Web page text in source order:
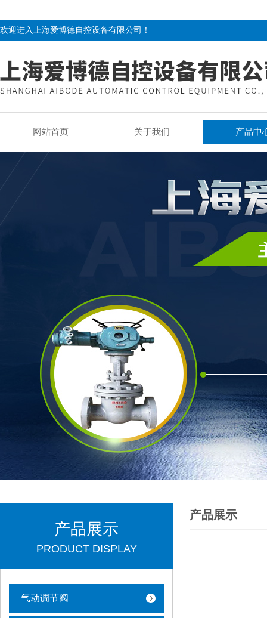
欢迎进入上海爱博德自控设备有限公司！
网站首页 关于我们 产品中
产品展示
PRODUCT DISPLAY
气动调节阀
产品展示